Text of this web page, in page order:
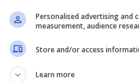
Matteo Manassero
anche nel field di
, uno dei membri
Personalised advertising and
measurement, audience
Store and/or access
Learn more